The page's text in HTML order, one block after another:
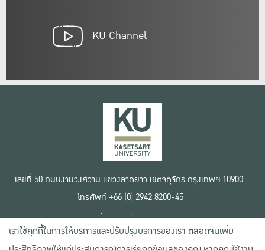
KU Channel
เลขที่ 50 ถนนงามวงศ์วาน แขวงลาดยาว เขตจตุจักร กรุงเทพฯ 10900
โทรศัพท์ +66 (0) 2942 8200-45
เงื่อนไขการใช้งานเว็บไซต์
ข้อตกลงด้านสิทธิ์ใช้งาน
นโยบายความเป็นส่วนตัว
เราใช้คุกกี้ในการให้บริการและปรับปรุงบริการของเรา ตลอดจนเพิ่ม